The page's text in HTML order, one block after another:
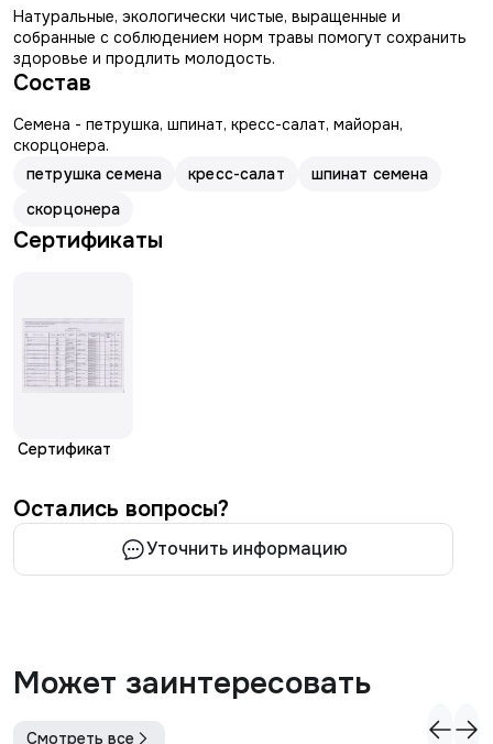
Натуральные, экологически чистые, выращенные и
собранные с соблюдением норм травы помогут сохранить
здоровье и продлить молодость.
Состав
Семена - петрушка, шпинат, кресс-салат, майоран,
скорцонера.
петрушка семена
кресс-салат
шпинат семена
скорцонера
Сертификаты
Сертификат
Остались вопросы?
Уточнить информацию
Может заинтересовать
Смотреть все